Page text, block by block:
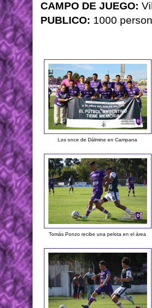
CAMPO DE JUEGO:
PUBLICO: 1000
Los once de Dálmine en Campana
Tomás Ponzo recibe una pelota en el área